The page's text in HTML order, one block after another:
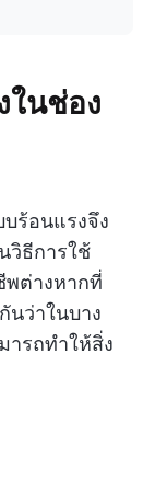
ในช่อง
บร้อนแรงจึง
วิธีการใช้
พต่างหากที่
ว่าในบาง
ารถทำให้สิ่ง